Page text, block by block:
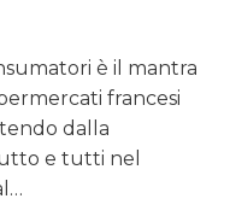
è il mantra
francesi
dalla
e tutti nel